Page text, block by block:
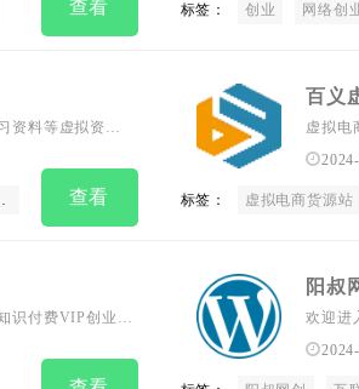
查看 标签： 创业 网络创
资料等虚拟资源
释放课程网
查看
百义
虚拟电
学，项
标签： 虚拟电商货源站
识付费VIP创业课
，源码软件等，
阳叔
欢迎进
赚项目